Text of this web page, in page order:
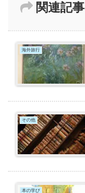
関連記事
海外旅行
その他
本の学び